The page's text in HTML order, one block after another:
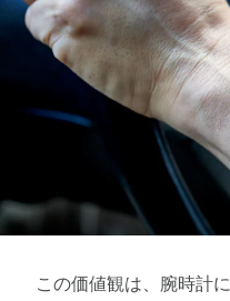
この価値観は、腕時計